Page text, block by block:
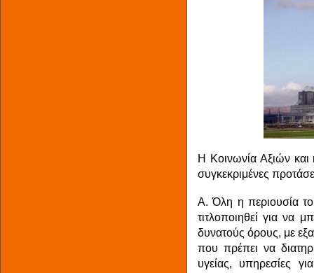
H Kοινωνία Αξιών
συγκεκριμένες
Α. Όλη η περιουσία
τιτλοποιηθεί για να
δυνατούς όρους, με
που πρέπει να
υγείας, υπηρεσίες